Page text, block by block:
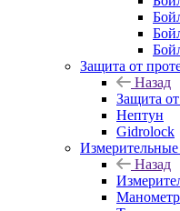
Защита от
Назад
Защита
Нептун
Gidrolock
Назад